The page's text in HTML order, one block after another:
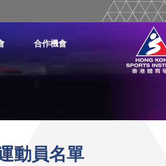
合作機會
動員名單